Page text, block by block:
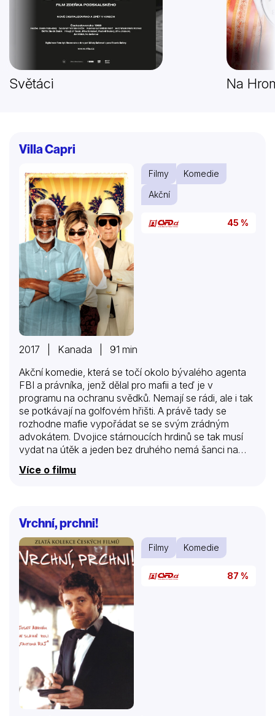
Světáci Na
Villa Capri
Filmy
Komedie
Akční
45 %
2017 | Kanada | 91 min
Akční komedie, která se točí okolo bývalého agenta
FBI a právníka, jenž dělal pro mafii a teď je v
programu na ochranu svědků. Nemají se rádi, ale i tak
se potkávají na golfovém hřišti. A právě tady se
rozhodne mafie vypořádat se se svým zrádným
advokátem. Dvojice stárnoucích hrdinů se tak musí
vydat na útěk a jeden bez druhého nemá šanci na
Více o filmu
Vrchní, prchni!
Filmy Komedie
87 %